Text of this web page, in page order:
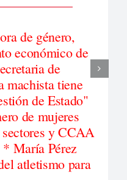
de género,
económico de
de
machista tiene
de Estado"
de mujeres
y CCAA
* María Pérez
atletismo para